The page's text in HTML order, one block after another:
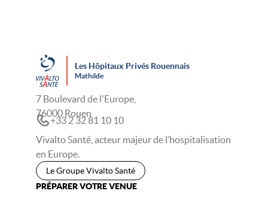
Les Hôpitaux Privés Rouennais
Mathilde
7 Boulevard de l'Europe,
76000 Rouen
+33 2 32 81 10 10
Vivalto Santé, acteur majeur de l’hospitalisation
en Europe.
Le Groupe Vivalto Santé
PRÉPARER VOTRE VENUE